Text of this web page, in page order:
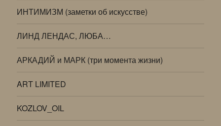
ИНТИМИЗМ (заметки об искусстве)
ЛИНД ЛЕНДАС, ЛЮБА…
АРКАДИЙ и МАРК (три момента жизни)
ART LIMITED
KOZLOV_OIL